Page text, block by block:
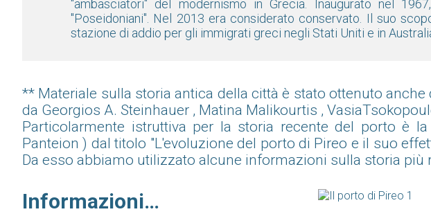
"ambasciatori" del modernismo in Grecia. Inaugurato nel
"Poseidoniani". Nel 2013 era considerato conservato. Il suo
stazione di addio per gli immigrati greci negli Stati Uniti e in
** Materiale sulla storia antica della città è stato ottenuto
da Georgios A. Steinhauer , Matina Malikourtis ,
Particolarmente istruttiva per la storia recente del porto è
Panteion ) dal titolo "L'evoluzione del porto di Pireo e il suo
Da esso abbiamo utilizzato alcune informazioni sulla storia più
Informazioni…